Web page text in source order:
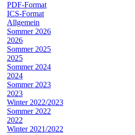
PDF-Format
ICS-Format
Allgemein
Sommer 2026
2026
Sommer 2025
2025
Sommer 2024
2024
Sommer 2023
2023
Winter 2022/2023
Sommer 2022
2022
Winter 2021/2022